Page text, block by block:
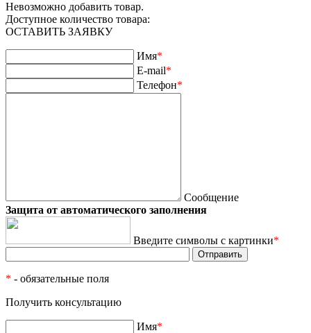
Невозможно добавить товар.
Доступное количество товара:
ОСТАВИТЬ ЗАЯВКУ
Имя*
E-mail*
Телефон*
Сообщение
Защита от автоматического заполнения
Введите символы с картинки*
* - обязательные поля
Получить консультацию
Имя*